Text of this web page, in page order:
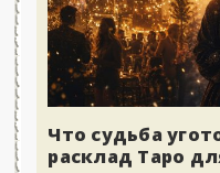
Что судьба
расклад Таро